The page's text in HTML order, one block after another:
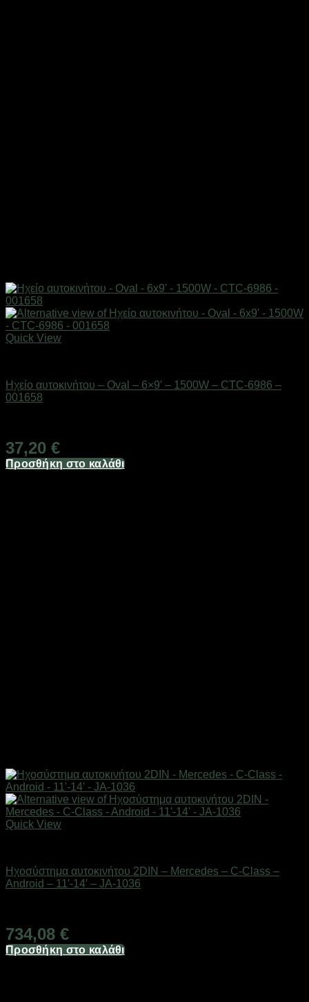
Quick View
Ηχείο αυτοκινήτου – Oval – 6×9′ – 1500W – CTC-6986 –
001658
37,20 €
Προσθήκη στο καλάθι
Quick View
Ηχοσύστημα αυτοκινήτου 2DIN – Mercedes – C-Class –
Android – 11′-14′ – JA-1036
734,08 €
Προσθήκη στο καλάθι